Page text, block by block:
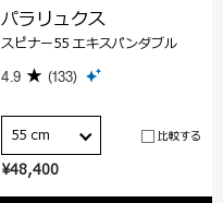
¥48,400
パラリュクス
スピナー55 エキスパンダブル
4.9 (133)
55 cm 比較する